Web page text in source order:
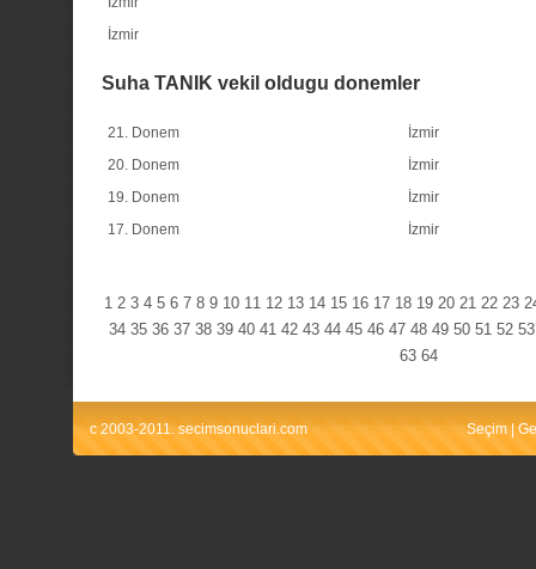
İzmir
Suha TANIK vekil oldugu donemler
21. Donem
İzmir
20. Donem
İzmir
19. Donem
İzmir
17. Donem
İzmir
1 2 3 4 5 6 7 8 9 10 11 12 13 14 15 16 17 18 19 20 21 22 23
34 35 36 37 38 39 40 41 42 43 44 45 46 47 48 49 50 51 52 53
63 64
c 2003-2011. secimsonuclari.com Seçim |